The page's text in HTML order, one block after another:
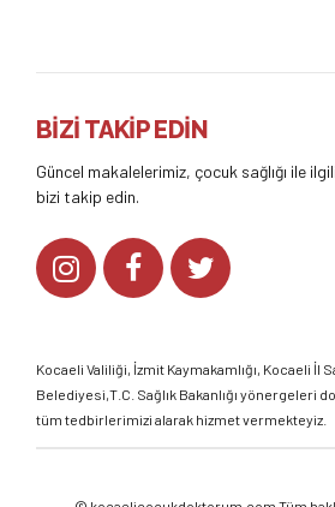
BİZİ TAKİP EDİN
Güncel makalelerimiz, çocuk sağlığı ile
bizi takip edin.
Kocaeli Valiliği, İzmit Kaymakamlığı, Kocaeli İl
Belediyesi,T.C. Sağlık Bakanlığı yönergeleri
tüm tedbirlerimizi alarak hizmet vermekteyiz.